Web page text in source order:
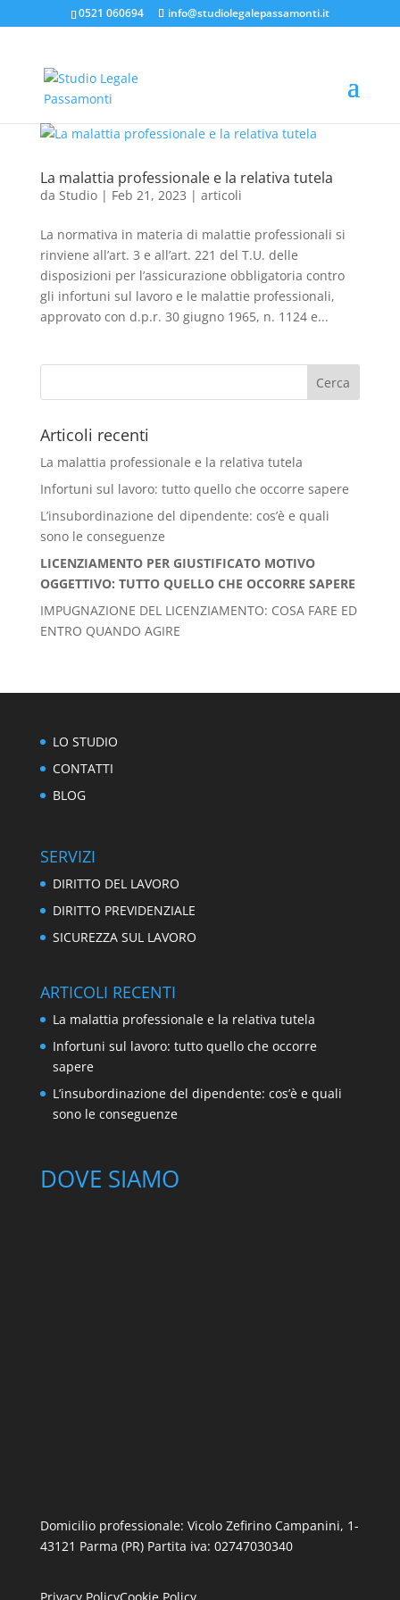
0521 060694 info@studiolegalepassamonti.it
La malattia professionale e la relativa tutela
da Studio| Feb 21, 2023 | articoli
La normativa in materia di malattie professionali si
rinviene all’art. 3 e all’art. 221 del T.U. delle
disposizioni per l’assicurazione obbligatoria contro
gli infortuni sul lavoro e le malattie professionali,
approvato con d.p.r. 30 giugno 1965, n. 1124 e...
Articoli recenti
La malattia professionale e la relativa tutela
Infortuni sul lavoro: tutto quello che occorre sapere
L’insubordinazione del dipendente: cos’è e quali
sono le conseguenze
LICENZIAMENTO PER GIUSTIFICATO MOTIVO
OGGETTIVO: TUTTO QUELLO CHE OCCORRE SAPERE
IMPUGNAZIONE DEL LICENZIAMENTO: COSA FARE ED
ENTRO QUANDO AGIRE
LO STUDIO
CONTATTI
BLOG
SERVIZI
DIRITTO DEL LAVORO
DIRITTO PREVIDENZIALE
SICUREZZA SUL LAVORO
ARTICOLI RECENTI
La malattia professionale e la relativa tutela
Infortuni sul lavoro: tutto quello che occorre
sapere
L’insubordinazione del dipendente: cos’è e quali
sono le conseguenze
DOVE SIAMO
Domicilio professionale: Vicolo Zefirino Campanini, 1-
43121 Parma (PR) Partita iva: 02747030340
Privacy PolicyCookie Policy